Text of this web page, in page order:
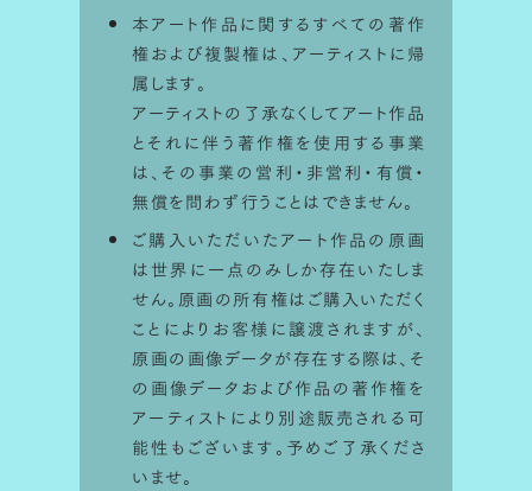
本アート作品に関するすべての著作
権および複製権は、アーティストに帰
属します。
アーティストの了承なくしてアート作品
とそれに伴う著作権を使用する事業
は、その事業の営利・非営利・有償・
無償を問わず行うことはできません。
ご購入いただいたアート作品の原画
は世界に一点のみしか存在いたしま
せん。原画の所有権はご購入いただく
ことによりお客様に譲渡されますが、
原画の画像データが存在する際は、そ
の画像データおよび作品の著作権を
アーティストにより別途販売される可
能性もございます。予めご了承くださ
いませ。
STEP 1